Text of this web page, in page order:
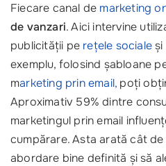
Fiecare canal de marketing
de vanzari. Aici intervine
publicității pe rețele socialeși
exemplu, folosind șabloane
marketing prin email, poți
Aproximativ 59% dintre
marketingul prin email
cumpărare. Asta arată cât
abordare bine definită și să